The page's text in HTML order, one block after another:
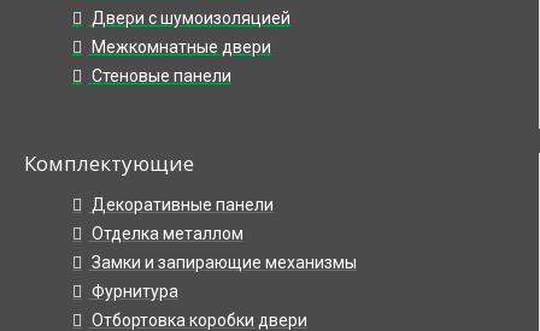
Двери с шумоизоляцией
Межкомнатные двери
Стеновые панели
Комплектующие
Декоративные панели
Отделка металлом
Замки и запирающие механизмы
Фурнитура
Отбортовка коробки двери